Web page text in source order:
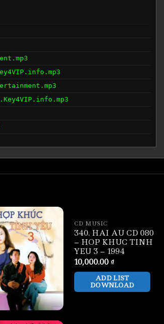
CD MUSIC
340. HAI AU CD 080
– HOP KHUC TINH
YEU 3 – 1994
10,000.00₫
ADD LIST
DOWNLOAD